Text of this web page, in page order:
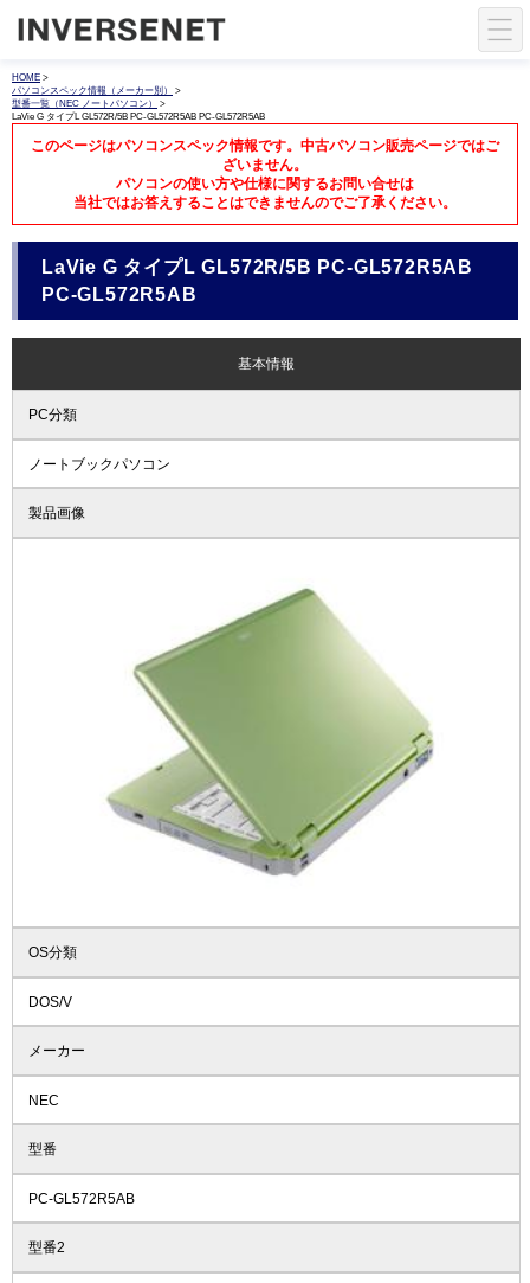
HOME >
パソコンスペック情報（メーカー別）
>
型番一覧（NEC ノートパソコン）
>
LaVie G タイプL GL572R/5B PC-GL572R5AB PC-GL572R5AB
このページはパソコンスペック情報です。中古パソコン販売ページではご
ざいません。
パソコンの使い方や仕様に関するお問い合せは
当社ではお答えすることはできませんのでご了承ください。
LaVie G タイプL GL572R/5B PC-GL572R5AB
PC-GL572R5AB
基本情報
PC分類
ノートブックパソコン
製品画像
OS分類
DOS/V
メーカー
NEC
型番
PC-GL572R5AB
型番2